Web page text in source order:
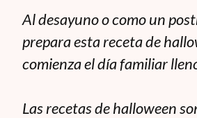
Al desayuno o como un
prepara esta receta de
comienza el día familiar
Las recetas de halloween